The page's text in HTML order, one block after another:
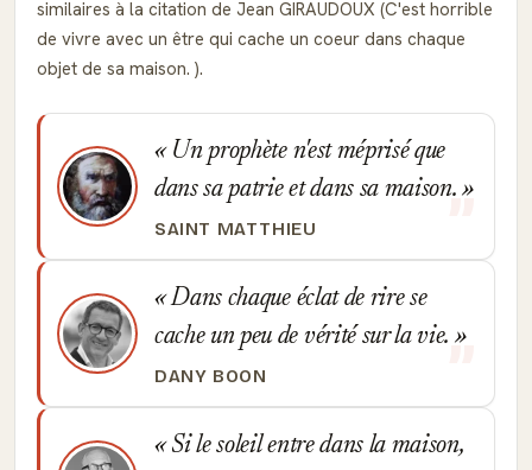
similaires à la citation de Jean GIRAUDOUX (C'est horrible
de vivre avec un être qui cache un coeur dans chaque
objet de sa maison. ).
Un prophète n'est méprisé que
dans sa patrie et dans sa maison.
SAINT MATTHIEU
Dans chaque éclat de rire se
cache un peu de vérité sur la vie.
DANY BOON
Si le soleil entre dans la maison,